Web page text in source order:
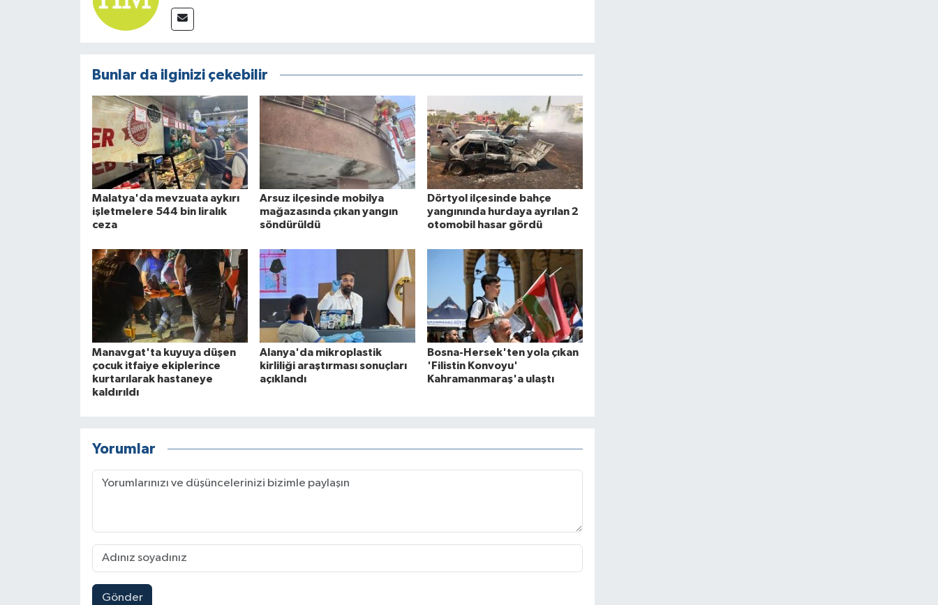
Bunlar da ilginizi çekebilir
Malatya'da mevzuata aykırı
işletmelere 544 bin liralık
ceza
Arsuz ilçesinde mobilya
mağazasında çıkan yangın
söndürüldü
Dörtyol ilçesinde bahçe
yangınında hurdaya ayrılan 2
otomobil hasar gördü
Manavgat'ta kuyuya düşen
çocuk itfaiye ekiplerince
kurtarılarak hastaneye
kaldırıldı
Alanya'da mikroplastik
kirliliği araştırması sonuçları
açıklandı
Bosna-Hersek'ten yola çıkan
'Filistin Konvoyu'
Kahramanmaraş'a ulaştı
Yorumlar
Gönder